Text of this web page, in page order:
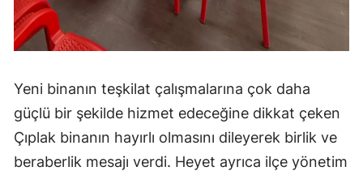
Yeni binanın teşkilat çalışmalarına çok daha
güçlü bir şekilde hizmet edeceğine dikkat çeken
Çıplak binanın hayırlı olmasını dileyerek birlik ve
beraberlik mesajı verdi. Heyet ayrıca ilçe yönetim